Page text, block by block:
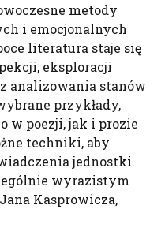
metody
i emocjonalnych
literatura staje się
eksploracji
analizowania stanów
przykłady,
w poezji, jak i prozie
techniki, aby
jednostki.
wyrazistym
Kasprowicza,